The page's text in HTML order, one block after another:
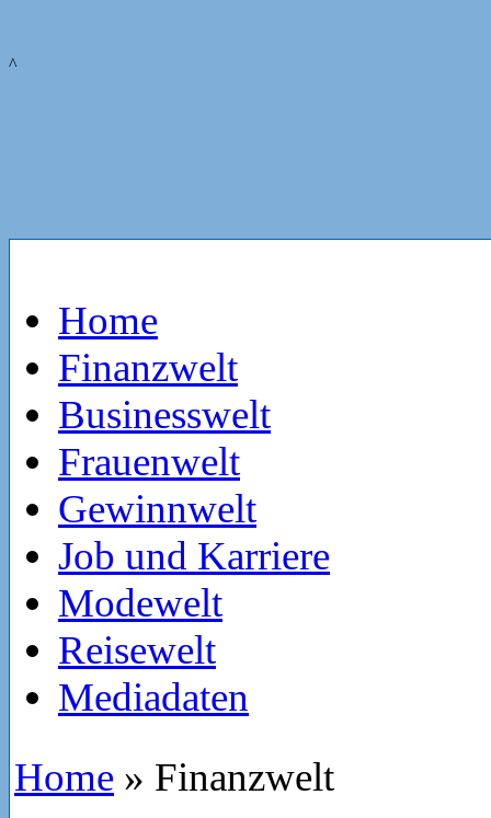
^
Home
Finanzwelt
Businesswelt
Frauenwelt
Gewinnwelt
Job und Karriere
Modewelt
Reisewelt
Mediadaten
Home » Finanzwelt